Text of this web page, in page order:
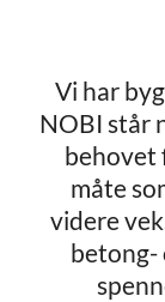
Vi har
NOBI står
behovet
måte
videre
betong-